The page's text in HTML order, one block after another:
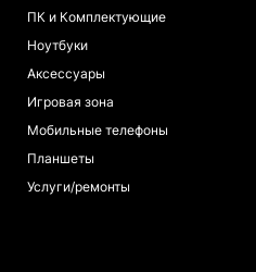
ПК и Комплектующие
Ноутбуки
Аксессуары
Игровая зона
Мобильные телефоны
Планшеты
Услуги/ремонты